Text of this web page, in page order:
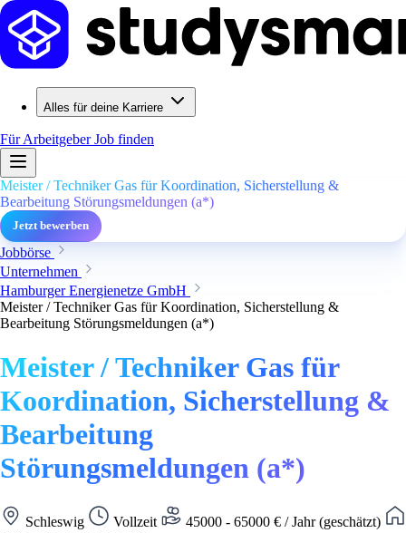
Alles für deine Karriere
Für ArbeitgeberJob finden
Meister / Techniker Gas für Koordination, Sicherstellung &
Bearbeitung Störungsmeldungen (a*)
Jetzt bewerben
Jobbörse
Unternehmen
Hamburger Energienetze GmbH
Meister / Techniker Gas für Koordination, Sicherstellung &
Bearbeitung Störungsmeldungen (a*)
Meister / Techniker Gas für
Koordination, Sicherstellung &
Bearbeitung
Störungsmeldungen (a*)
Schleswig Vollzeit
45000 - 65000 € / Jahr (geschätzt)